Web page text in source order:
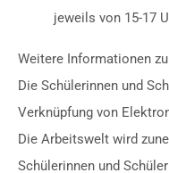
jeweils von 15-17
Weitere Informationen
Die Schülerinnen und
Verknüpfung von
Die Arbeitswelt wird
Schülerinnen und